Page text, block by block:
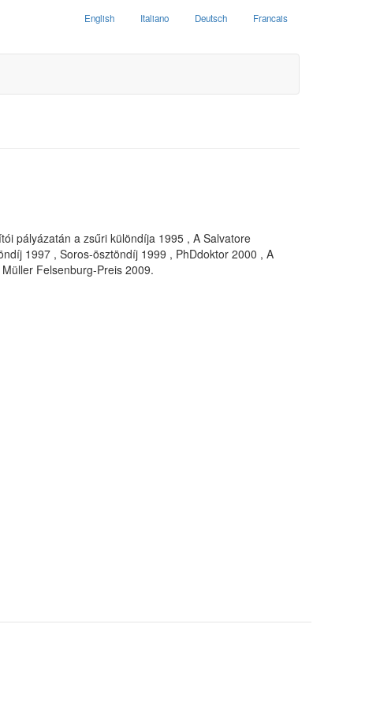
English Italiano Deutsch Francais
pályázatán a zsűri különdíja 1995 , A Salvatore
1997 , Soros-ösztöndíj 1999 , PhDdoktor 2000 , A
Felsenburg-Preis 2009.